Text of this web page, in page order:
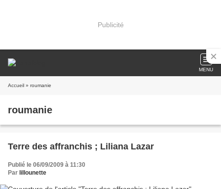
Publicité
MENU
Accueil » roumanie
roumanie
Terre des affranchis ; Liliana Lazar
Publié le 06/09/2009 à 11:30
Par lillounette